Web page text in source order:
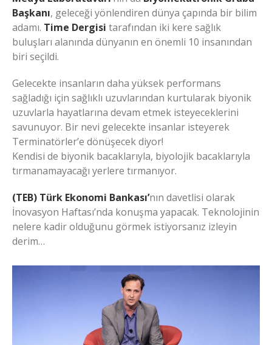
Başkanı, geleceği yönlendiren dünya çapında bir bilim
adamı. Time Dergisi tarafından iki kere sağlık
buluşları alanında dünyanın en önemli 10 insanından
biri seçildi.
Gelecekte insanların daha yüksek performans
sağladığı için sağlıklı uzuvlarından kurtularak biyonik
uzuvlarla hayatlarına devam etmek isteyeceklerini
savunuyor. Bir nevi gelecekte insanlar isteyerek
Terminatörler’e dönüşecek diyor!
Kendisi de biyonik bacaklarıyla, biyolojik bacaklarıyla
tırmanamayacağı yerlere tırmanıyor.
(TEB) Türk Ekonomi Bankası’nın davetlisi olarak
İnovasyon Haftası’nda konuşma yapacak. Teknolojinin
nelere kadir olduğunu görmek istiyorsanız izleyin
derim…